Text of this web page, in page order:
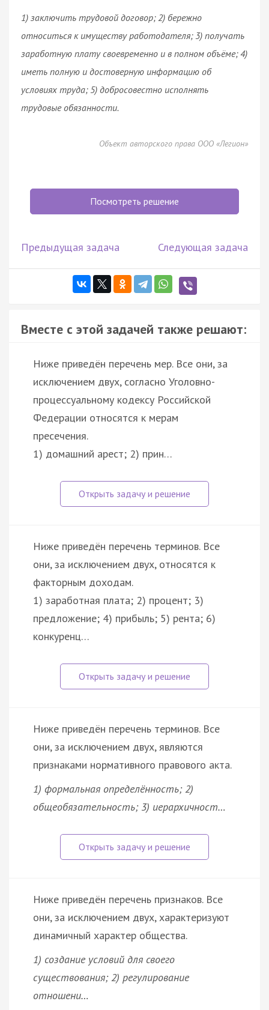
1) заключить трудовой договор; 2) бережно
относиться к имуществу работодателя; 3) получать
заработную плату своевременно и в полном объёме; 4)
иметь полную и достоверную информацию об
условиях труда; 5) добросовестно исполнять
трудовые обязанности.
Объект авторского права ООО «Легион»
Посмотреть решение
Предыдущая задача Следующая задача
Вместе с этой задачей также решают:
Ниже приведён перечень мер. Все они, за
исключением двух, согласно Уголовно-
процессуальному кодексу Российской
Федерации относятся к мерам
пресечения.
1) домашний арест; 2) прин…
Ниже приведён перечень терминов. Все
они, за исключением двух, относятся к
факторным доходам.
1) заработная плата; 2) процент; 3)
предложение; 4) прибыль; 5) рента; 6)
конкуренц…
Ниже приведён перечень терминов. Все
они, за исключением двух, являются
признаками нормативного правового акта.
1) формальная определённость; 2)
общеобязательность; 3) иерархичност…
Ниже приведён перечень признаков. Все
они, за исключением двух, характеризуют
динамичный характер общества.
1) создание условий для своего
существования; 2) регулирование
отношени…